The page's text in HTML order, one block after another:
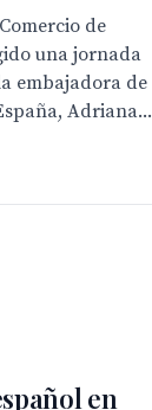
de
una jornada
embajadora de
Adriana...
en